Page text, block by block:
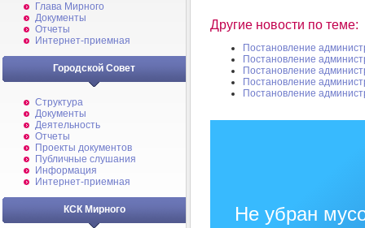
Глава Мирного
Документы
Отчеты
Интернет-приемная
Городской Совет
Структура
Документы
Деятельность
Отчеты
Проекты документов
Публичные слушания
Информация
Интернет-приемная
КСК Мирного
Другие новости по теме:
Постановление
Постановление
Постановление
Постановление
Постановление
Не убран